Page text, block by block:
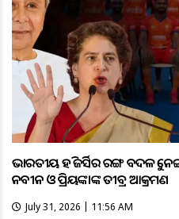
ଭାରତୀୟ ହକି ଜର୍ସିର ରଙ୍ଗ ବଦଳକୁ
ନବୀନ ଓ ପ୍ରିୟଙ୍କାଙ୍କ ତୀବ୍ର ଆକ୍ରମଣ
July 31, 2026 | 11:56 AM